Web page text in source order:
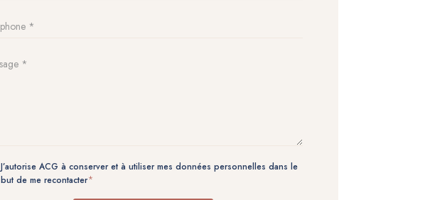
J’autorise ACG à conserver et à utiliser mes données personnelles dans le
but de me recontacter